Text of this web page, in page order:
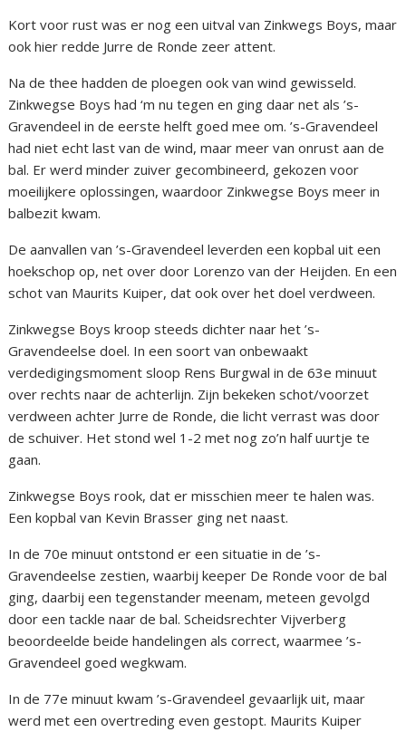
Kort voor rust was er nog een uitval van Zinkwegs Boys, maar
ook hier redde Jurre de Ronde zeer attent.
Na de thee hadden de ploegen ook van wind gewisseld.
Zinkwegse Boys had ‘m nu tegen en ging daar net als ’s-
Gravendeel in de eerste helft goed mee om. ’s-Gravendeel
had niet echt last van de wind, maar meer van onrust aan de
bal. Er werd minder zuiver gecombineerd, gekozen voor
moeilijkere oplossingen, waardoor Zinkwegse Boys meer in
balbezit kwam.
De aanvallen van ’s-Gravendeel leverden een kopbal uit een
hoekschop op, net over door Lorenzo van der Heijden. En een
schot van Maurits Kuiper, dat ook over het doel verdween.
Zinkwegse Boys kroop steeds dichter naar het ’s-
Gravendeelse doel. In een soort van onbewaakt
verdedigingsmoment sloop Rens Burgwal in de 63e minuut
over rechts naar de achterlijn. Zijn bekeken schot/voorzet
verdween achter Jurre de Ronde, die licht verrast was door
de schuiver. Het stond wel 1-2 met nog zo’n half uurtje te
gaan.
Zinkwegse Boys rook, dat er misschien meer te halen was.
Een kopbal van Kevin Brasser ging net naast.
In de 70e minuut ontstond er een situatie in de ’s-
Gravendeelse zestien, waarbij keeper De Ronde voor de bal
ging, daarbij een tegenstander meenam, meteen gevolgd
door een tackle naar de bal. Scheidsrechter Vijverberg
beoordeelde beide handelingen als correct, waarmee ’s-
Gravendeel goed wegkwam.
In de 77e minuut kwam ’s-Gravendeel gevaarlijk uit, maar
werd met een overtreding even gestopt. Maurits Kuiper